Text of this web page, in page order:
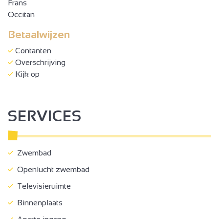
Frans
Occitan
Betaalwijzen
Contanten
Overschrijving
Kijk op
SERVICES
Zwembad
Openlucht zwembad
Televisieruimte
Binnenplaats